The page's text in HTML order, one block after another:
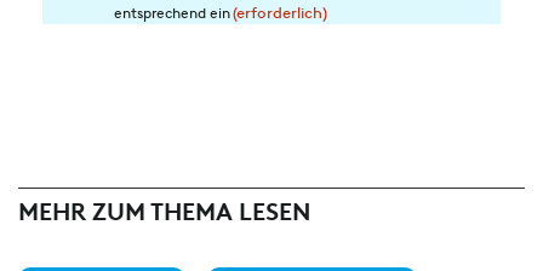
entsprechend ein(erforderlich)
MEHR ZUM THEMA LESEN